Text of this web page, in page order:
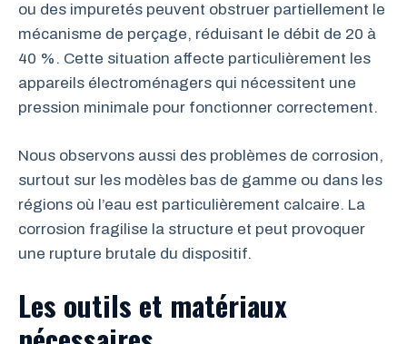
ou des impuretés peuvent obstruer partiellement le
mécanisme de perçage, réduisant le débit de 20 à
40 %. Cette situation affecte particulièrement les
appareils électroménagers qui nécessitent une
pression minimale pour fonctionner correctement.
Nous observons aussi des problèmes de corrosion,
surtout sur les modèles bas de gamme ou dans les
régions où l’eau est particulièrement calcaire. La
corrosion fragilise la structure et peut provoquer
une rupture brutale du dispositif.
Les outils et matériaux